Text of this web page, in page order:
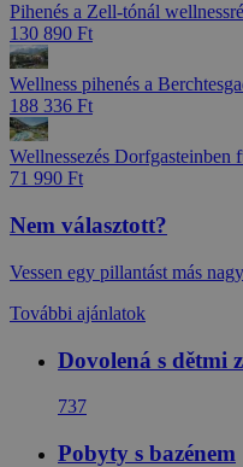
Pihenés a Zell-tónál
130 890 Ft
Wellness pihenés a
188 336 Ft
Wellnessezés Dorfgasteinben
71 990 Ft
Nem választott?
Vessen egy pillantást más
További ajánlatok
Dovolená s dětmi
737
Pobyty s bazénem